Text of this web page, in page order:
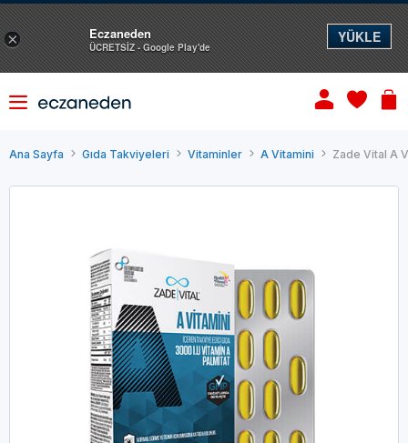
Ana Sayfa Gıda Takviyeleri Vitaminler A Vitamini Zade Vital A
× Eczaneden
ÜCRETSİZ - Google Play'de
YÜKLE